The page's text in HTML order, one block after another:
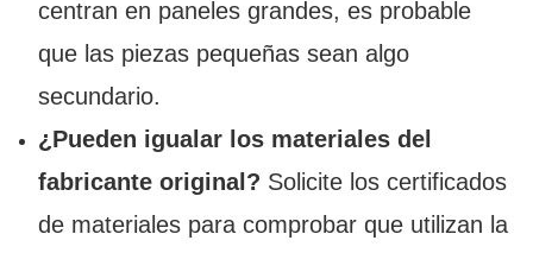
centran en paneles grandes, es probable
que las piezas pequeñas sean algo
secundario.
¿Pueden igualar los materiales del
fabricante original? Solicite los certificados
de materiales para comprobar que utilizan la